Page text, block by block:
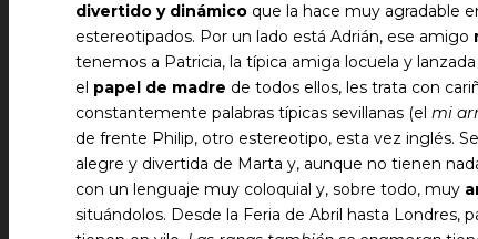
divertido y dinámico que la hace muy agradable
estereotipados. Por un lado está Adrián, ese amigo
tenemos a Patricia, la típica amiga locuela y
el papel de madre de todos ellos, les trata con
constantemente palabras típicas sevillanas (el mi
de frente Philip, otro estereotipo, esta vez inglés.
alegre y divertida de Marta y, aunque no tienen
con un lenguaje muy coloquial y, sobre todo, muy
situándolos. Desde la Feria de Abril hasta